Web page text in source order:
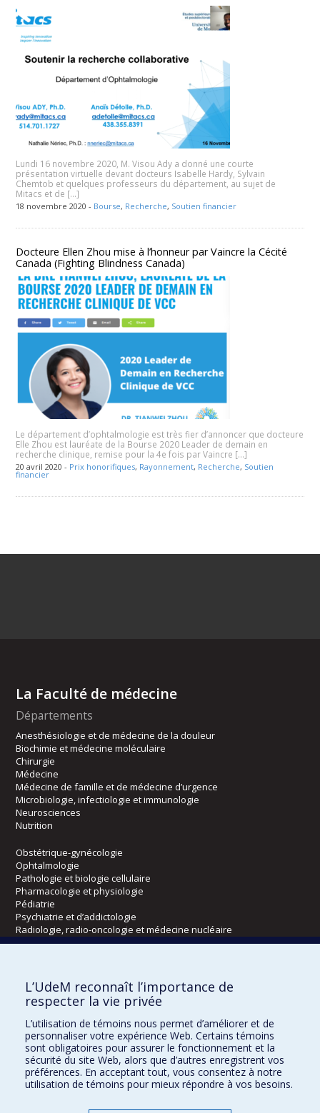
Lundi 16 novembre 2020, M. Visou Ady a donné une courte
présentation virtuelle devant docteurs Isabelle Hardy, Sylvain
Chemtob et quelques professeurs du département, au sujet de
Mitacs et de […]
18 novembre 2020 - Bourse, Recherche, Soutien financier
Docteure Ellen Zhou mise à l’honneur par Vaincre la Cécité
Canada (Fighting Blindness Canada)
Le département d’ophtalmologie est très fier d’annoncer que docteure
Elle Zhou est lauréate de la Bourse 2020 Leader de demain en
recherche clinique, remise pour la 4e fois par Vaincre […]
20 avril 2020 - Prix honorifiques, Rayonnement, Recherche, Soutien
financier
La Faculté de médecine
Départements
Anesthésiologie et de médecine de la douleur
Biochimie et médecine moléculaire
Chirurgie
Médecine
Médecine de famille et de médecine d’urgence
Microbiologie, infectiologie et immunologie
Neurosciences
Nutrition
Obstétrique-gynécologie
Ophtalmologie
Pathologie et biologie cellulaire
Pharmacologie et physiologie
Pédiatrie
Psychiatrie et d’addictologie
Radiologie, radio-oncologie et médecine nucléaire
Kinésiologie et des sciences de l’activité physique
Orthophonie et audiologie
Réadaptation
Directions
DPC
CPASS
L’UdeM reconnaît l’importance de
respecter la vie privée
L’utilisation de témoins nous permet d’améliorer et de
personnaliser votre expérience Web. Certains témoins
sont obligatoires pour assurer le fonctionnement et la
sécurité du site Web, alors que d’autres enregistrent vos
préférences. En acceptant tout, vous consentez à notre
utilisation de témoins pour mieux répondre à vos besoins.